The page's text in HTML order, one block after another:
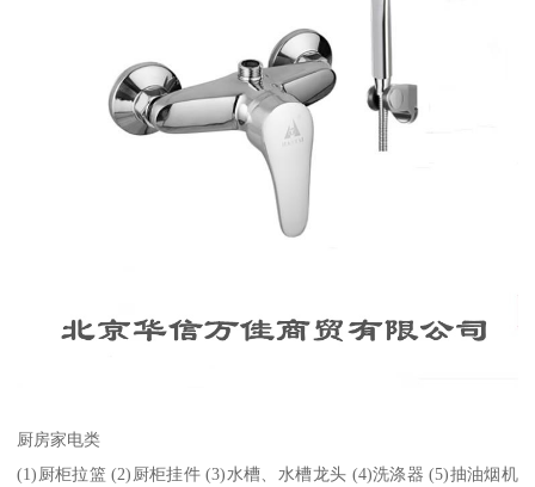
厨房家电类
(1)厨柜拉篮 (2)厨柜挂件 (3)水槽、水槽龙头 (4)洗涤器 (5)抽油烟机